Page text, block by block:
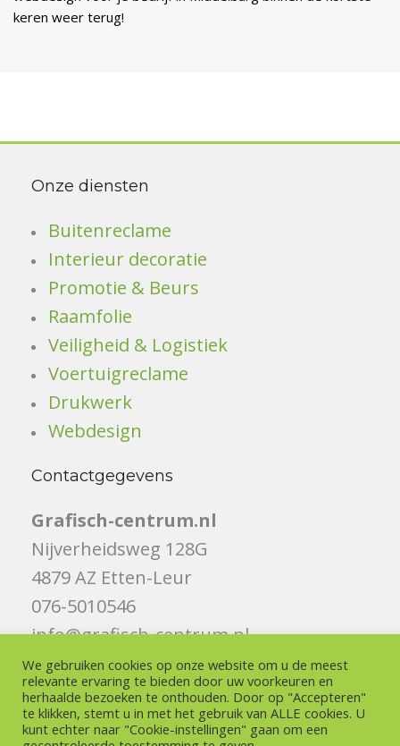
keren weer terug!
Onze diensten
Buitenreclame
Interieur decoratie
Promotie & Beurs
Raamfolie
Veiligheid & Logistiek
Voertuigreclame
Drukwerk
Webdesign
Contactgegevens
Grafisch-centrum.nl
Nijverheidsweg 128G
4879 AZ Etten-Leur
076-5010546
info@grafisch-centrum.nl
Volg ons
Like ons op Facebook
We gebruiken cookies op onze website om u de meest
relevante ervaring te bieden door uw voorkeuren en
herhaalde bezoeken te onthouden. Door op "Accepteren"
te klikken, stemt u in met het gebruik van ALLE cookies. U
kunt echter naar "Cookie-instellingen" gaan om een ​​